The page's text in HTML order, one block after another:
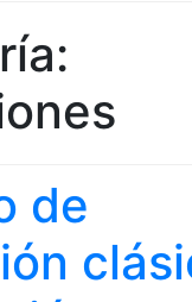
de